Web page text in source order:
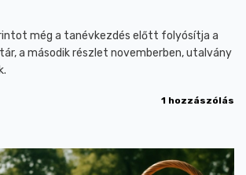
még a tanévkezdés előtt folyósítja a
a második részlet novemberben, utalvány
1 hozzászólás